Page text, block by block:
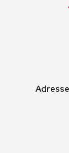
Adresse